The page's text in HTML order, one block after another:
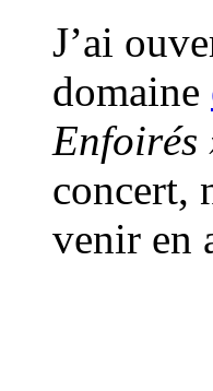
J’ai
domaine
Enfoirés
concert,
venir en